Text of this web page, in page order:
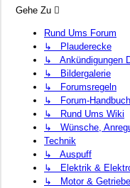
Gehe Zu
Rund Ums Forum
↳ Plauderecke
↳ Ankündigungen
↳ Bildergalerie
↳ Forumsregeln
↳ Forum-Handbuch
↳ Rund Ums Wiki
↳ Wünsche,
Technik
↳ Auspuff
↳ Elektrik &
↳ Motor & Getriebe